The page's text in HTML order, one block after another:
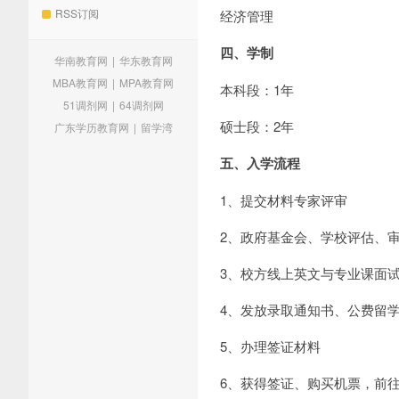
RSS订阅
华南教育网 | 华东教育网
MBA教育网 | MPA教育网
51调剂网 | 64调剂网
广东学历教育网 | 留学湾
经济管理
四、学制
本科段：1年
硕士段：2年
五、入学流程
1、提交材料专家评审
2、政府基金会、学校评估、
3、校方线上英文与专业课面
4、发放录取通知书、公费留
5、办理签证材料
6、获得签证、购买机票，前